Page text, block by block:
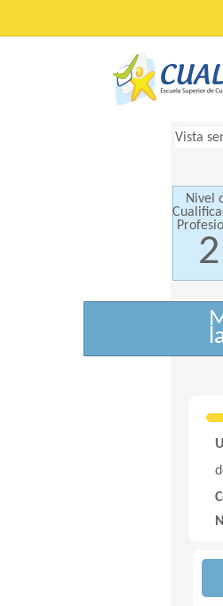
Vista
Nivel
2